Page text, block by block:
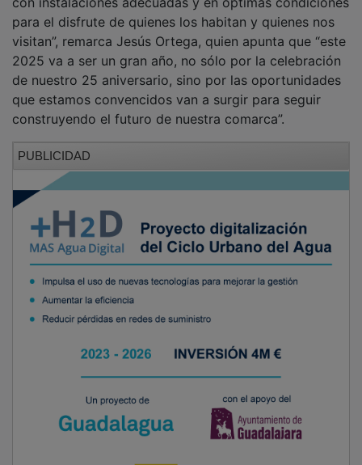
para el disfrute de quienes los habitan y quienes nos
visitan”, remarca Jesús Ortega, quien apunta que “este
2025 va a ser un gran año, no sólo por la celebración
de nuestro 25 aniversario, sino por las oportunidades
que estamos convencidos van a surgir para seguir
construyendo el futuro de nuestra comarca”.